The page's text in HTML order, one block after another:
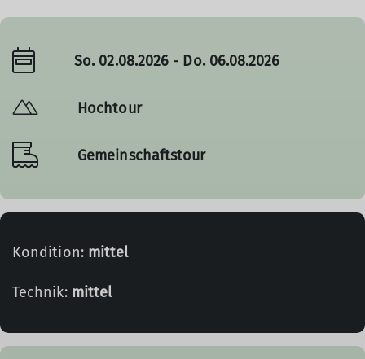
So. 02.08.2026 - Do. 06.08.2026
Hochtour
Gemeinschaftstour
Kondition: mittel
Technik: mittel